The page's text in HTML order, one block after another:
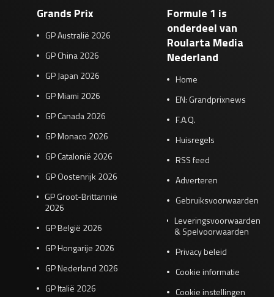
Grands Prix
GP Australië 2026
GP China 2026
GP Japan 2026
GP Miami 2026
GP Canada 2026
GP Monaco 2026
GP Catalonië 2026
GP Oostenrijk 2026
GP Groot-Brittannië
2026
GP België 2026
GP Hongarije 2026
GP Nederland 2026
GP Italië 2026
Formule 1 is
onderdeel van
Roularta Media
Nederland
Home
EN: Grandprixnews
F.A.Q.
Huisregels
RSS feed
Adverteren
Gebruiksvoorwaarden
Leveringsvoorwaarden
& Spelvoorwaarden
Privacy beleid
Cookie informatie
Cookie instellingen